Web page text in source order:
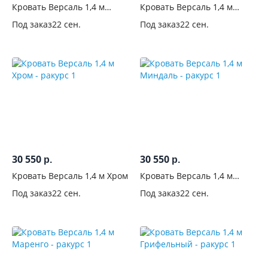
Кровать Версаль 1,4 м
Под заказ22 сен.
Кровать Версаль 1,4 м
Под заказ22 сен.
30 550 р.
Кровать Версаль 1,4 м Хром
Под заказ22 сен.
30 550 р.
Кровать Версаль 1,4 м
Под заказ22 сен.
Конструкция
Спинки
/
изголовье
44
Каретная
Высокое
изголовье